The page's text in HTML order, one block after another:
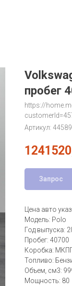
пробег
https://
Артикул:
Запрос
Цена авто
Модель: Polo
Год выпуска:
Пробег: 40700
Коробка:
Топливо:
Объем, см3:
Мощность: 80